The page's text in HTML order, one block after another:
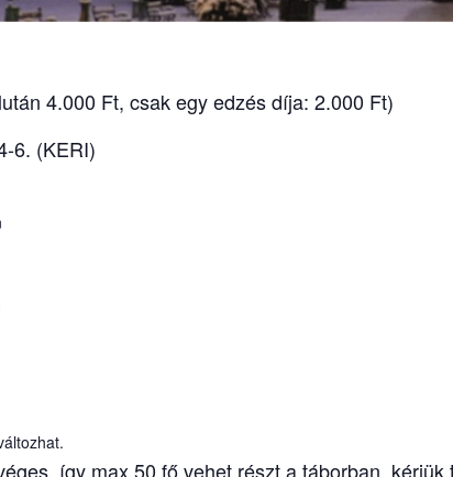
4.000 Ft, csak egy edzés díja: 2.000 Ft)
6. (KERI)
így max 50 fő vehet részt a táborban,